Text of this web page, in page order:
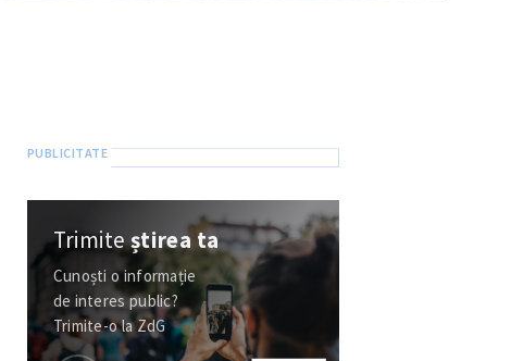
Trimiteștirea ta
Cunoști o informație
de interes public?
Trimite-o la ZdG